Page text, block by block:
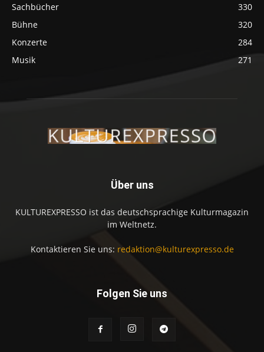
Sachbücher
330
Bühne
320
Konzerte
284
Musik
271
Über uns
KULTUREXPRESSO ist das deutschsprachige Kulturmagazin
im Weltnetz.
Kontaktieren Sie uns: redaktion@kulturexpresso.de
Folgen Sie uns